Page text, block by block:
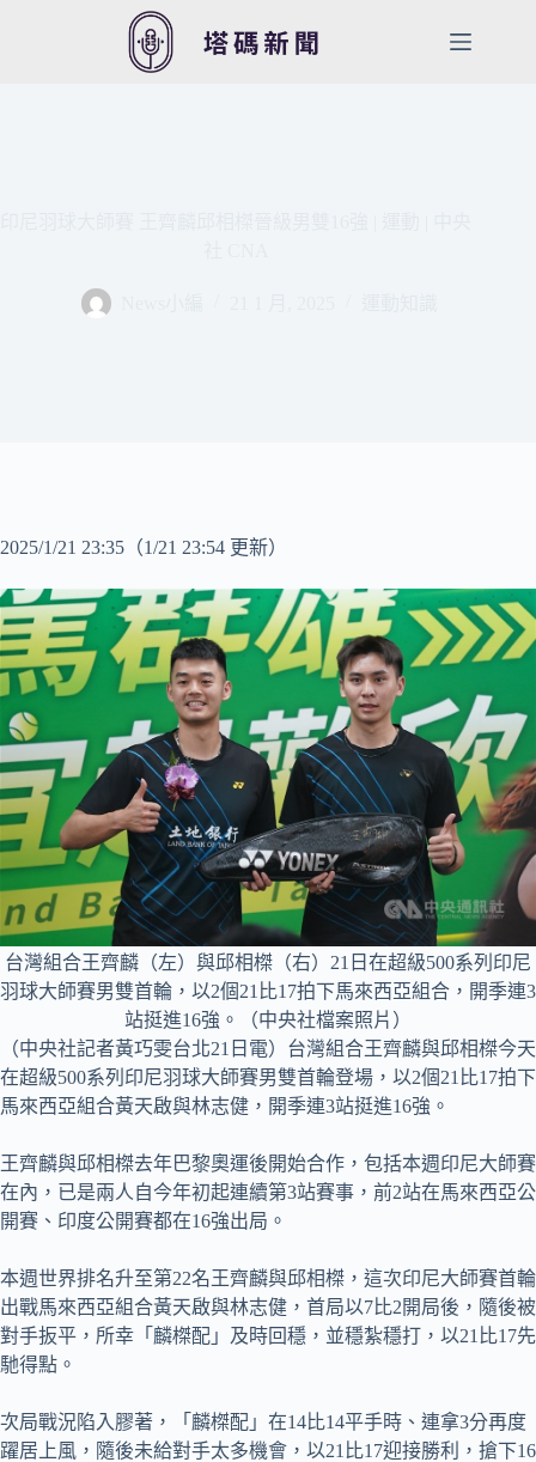
2025/1/21 23:35 （1/21 23:54 更新）
台灣組合王齊麟（左）與邱相榤（右）21日在超級500系列印尼
羽球大師賽男雙首輪，以2個21比17拍下馬來西亞組合，開季連3
站挺進16強。（中央社檔案照片）
（中央社記者黃巧雯台北21日電）台灣組合王齊麟與邱相榤今天
在超級500系列印尼羽球大師賽男雙首輪登場，以2個21比17拍下
馬來西亞組合黃天啟與林志健，開季連3站挺進16強。
王齊麟與邱相榤去年巴黎奧運後開始合作，包括本週印尼大師賽
在內，已是兩人自今年初起連續第3站賽事，前2站在馬來西亞公
開賽、印度公開賽都在16強出局。
本週世界排名升至第22名王齊麟與邱相榤，這次印尼大師賽首輪
出戰馬來西亞組合黃天啟與林志健，首局以7比2開局後，隨後被
對手扳平，所幸「麟榤配」及時回穩，並穩紮穩打，以21比17先
馳得點。
次局戰況陷入膠著，「麟榤配」在14比14平手時、連拿3分再度
躍居上風，隨後未給對手太多機會，以21比17迎接勝利，搶下16